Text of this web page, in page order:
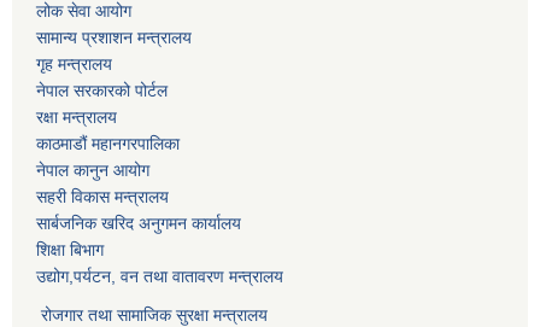
लोक सेवा आयोग
सामान्य प्रशाशन मन्त्रालय
गृह मन्त्रालय
नेपाल सरकारको पोर्टल
रक्षा मन्त्रालय
काठमाडौं महानगरपालिका
नेपाल कानुन आयोग
सहरी विकास मन्त्रालय
सार्बजनिक खरिद अनुगमन कार्यालय
शिक्षा बिभाग
उद्योग,पर्यटन, वन तथा वातावरण मन्त्रालय
रोजगार तथा सामाजिक सुरक्षा मन्त्रालय